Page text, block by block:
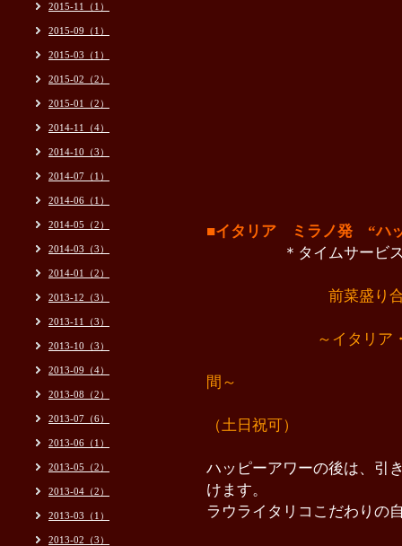
■イタリア
ミラノ発 “ハ
＊ タイムサービ
前菜盛り
～イタリア・ミ
間～
（土日祝可）
ハッピーアワーの後は、引
けます。
ラウライタリコこだわりの
2015-11（1）
2015-09（1）
2015-03（1）
2015-02（2）
2015-01（2）
2014-11（4）
2014-10（3）
2014-07（1）
2014-06（1）
2014-05（2）
2014-03（3）
2014-01（2）
2013-12（3）
2013-11（3）
2013-10（3）
2013-09（4）
2013-08（2）
2013-07（6）
2013-06（1）
2013-05（2）
2013-04（2）
2013-03（1）
2013-02（3）